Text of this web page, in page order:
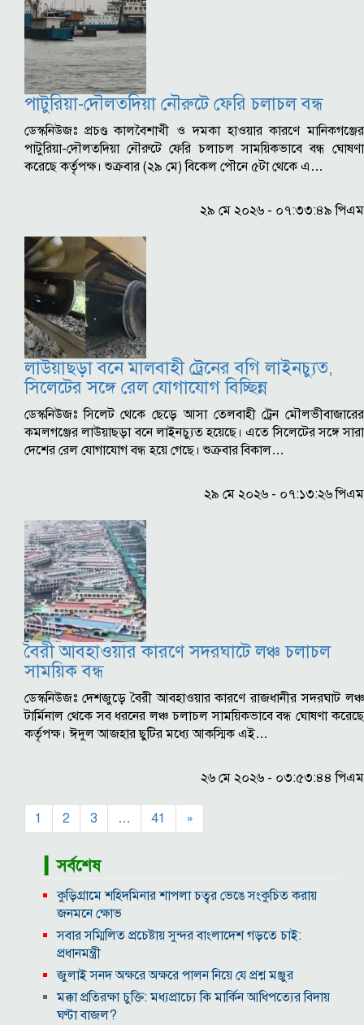
পাটুরিয়া-দৌলতদিয়া নৌরুটে ফেরি চলাচল বন্ধ
ডেস্কনিউজঃ প্রচণ্ড কালবৈশাখী ও দমকা হাওয়ার কারণে মানিকগঞ্জের
পাটুরিয়া-দৌলতদিয়া নৌরুটে ফেরি চলাচল সাময়িকভাবে বন্ধ ঘোষণা
করেছে কর্তৃপক্ষ। শুক্রবার (২৯ মে) বিকেল পৌনে ৫টা থেকে এ…
২৯ মে ২০২৬ - ০৭:৩৩:৪৯ পিএম
লাউয়াছড়া বনে মালবাহী ট্রেনের বগি লাইনচ্যুত,
সিলেটের সঙ্গে রেল যোগাযোগ বিচ্ছিন্ন
ডেস্কনিউজঃ সিলেট থেকে ছেড়ে আসা তেলবাহী ট্রেন মৌলভীবাজারের
কমলগঞ্জের লাউয়াছড়া বনে লাইনচ্যুত হয়েছে। এতে সিলেটের সঙ্গে সারা
দেশের রেল যোগাযোগ বন্ধ হয়ে গেছে। শুক্রবার বিকাল…
২৯ মে ২০২৬ - ০৭:১৩:২৬ পিএম
বৈরী আবহাওয়ার কারণে সদরঘাটে লঞ্চ চলাচল
সাময়িক বন্ধ
ডেস্কনিউজঃ দেশজুড়ে বৈরী আবহাওয়ার কারণে রাজধানীর সদরঘাট লঞ্চ
টার্মিনাল থেকে সব ধরনের লঞ্চ চলাচল সাময়িকভাবে বন্ধ ঘোষণা করেছে
কর্তৃপক্ষ। ঈদুল আজহার ছুটির মধ্যে আকস্মিক এই…
২৬ মে ২০২৬ - ০৩:৫৩:৪৪ পিএম
1 2 3 … 41 »
▎সর্বশেষ
কুড়িগ্রামে শহিদমিনার শাপলা চত্বর ভেঙে সংকুচিত করায়
জনমনে ক্ষোভ
সবার সম্মিলিত প্রচেষ্টায় সুন্দর বাংলাদেশ গড়তে চাই:
প্রধানমন্ত্রী
জুলাই সনদ অক্ষরে অক্ষরে পালন নিয়ে যে প্রশ্ন মঞ্জুর
মক্কা প্রতিরক্ষা চুক্তি: মধ্যপ্রাচ্যে কি মার্কিন আধিপত্যের বিদায়
ঘণ্টা বাজল?